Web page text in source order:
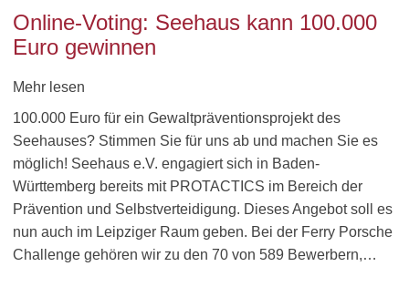
Online-Voting: Seehaus kann 100.000
Euro gewinnen
Mehr lesen
100.000 Euro für ein Gewaltpräventionsprojekt des
Seehauses? Stimmen Sie für uns ab und machen Sie es
möglich! Seehaus e.V. engagiert sich in Baden-
Württemberg bereits mit PROTACTICS im Bereich der
Prävention und Selbstverteidigung. Dieses Angebot soll es
nun auch im Leipziger Raum geben. Bei der Ferry Porsche
Challenge gehören wir zu den 70 von 589 Bewerbern,…